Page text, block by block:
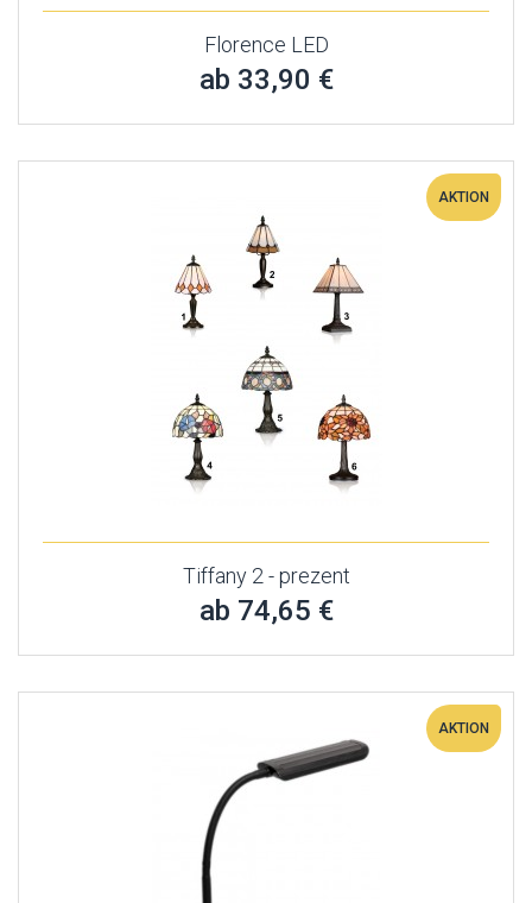
Florence LED
ab 33,90 €
AKTION
Tiffany 2 - prezent
ab 74,65 €
AKTION